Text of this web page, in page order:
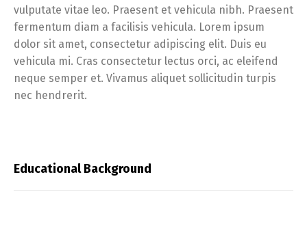
vulputate vitae leo. Praesent et vehicula nibh. Praesent
fermentum diam a facilisis vehicula. Lorem ipsum
dolor sit amet, consectetur adipiscing elit. Duis eu
vehicula mi. Cras consectetur lectus orci, ac eleifend
neque semper et. Vivamus aliquet sollicitudin turpis
nec hendrerit.
Educational Background